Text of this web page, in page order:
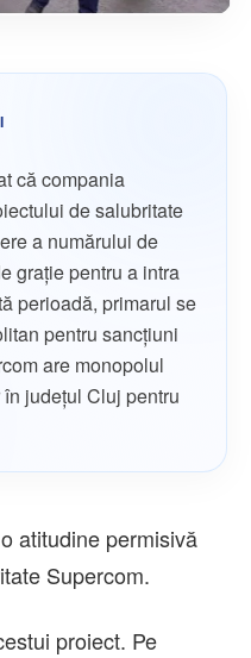
că compania
de salubritate
a numărului de
grație pentru a intra
perioadă, primarul se
pentru sancțiuni
are monopolul
județul Cluj pentru
atitudine permisivă
Supercom.
proiect. Pe